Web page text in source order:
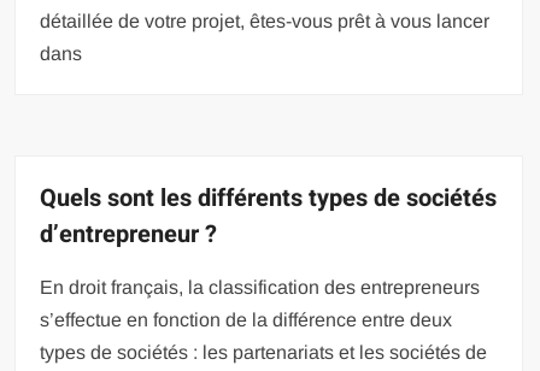
détaillée de votre projet, êtes-vous prêt à vous lancer
dans
Quels sont les différents types de sociétés
d’entrepreneur ?
En droit français, la classification des entrepreneurs
s’effectue en fonction de la différence entre deux
types de sociétés : les partenariats et les sociétés de